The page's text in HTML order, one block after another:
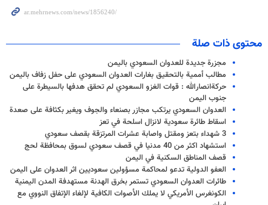
محتوى ذات صلة
مجزرة جديدة للعدوان السعودي باليمن
مطالب أممية بالتحقيق بغارات العدوان السعودي على حفل زفاف باليمن
حركةانصارالله : قوات الغزو السعودي لم تحقق هدفها بالسيطرة على
جنوب اليمن
العدوان السعودي يرتكب مجازر بصنعاء والجوف ويغير بكثافة على صعدة
اسقاط طائرة سعودية لانزال اسلحة في تعز
3 شهداء بتعز ومقتل واصابة عشرات المرتزقة بقصف سعودي
استشهاد اكثر من 40 مدنيا في قصف سعودي لسوق بمحافظة لحج
قصف المناطق السكنية في اليمن
العفو الدولية تدعو لمحاكمة مسؤولين سعوديين اثر العدوان على اليمن
طائرات العدوان السعودي تستمر بخرق الهدنة مستهدفة المدن اليمنية
الكونغرس الأمريكي لا يملك الأصوات الكافية لإلغاء الإتفاق النووي مع